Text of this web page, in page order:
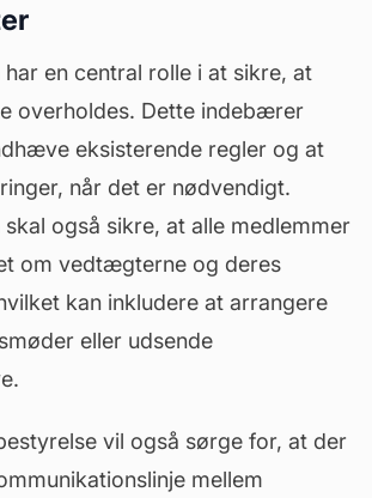
har en central rolle i at sikre, at
overholdes. Dette indebærer
eksisterende regler og at
når det er nødvendigt.
skal også sikre, at alle medlemmer
om vedtægterne og deres
kan inkludere at arrangere
eller udsende
vil også sørge for, at der
mellem